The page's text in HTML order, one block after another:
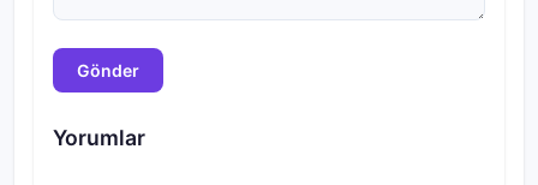
Gönder
Yorumlar